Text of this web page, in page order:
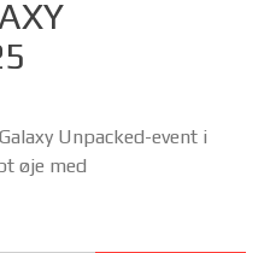
Unpacked-event i
øje med